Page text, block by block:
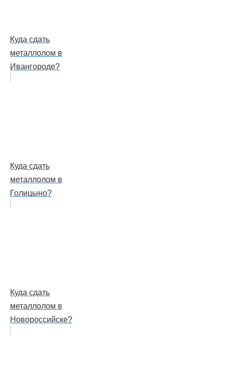
Куда сдать
металлолом в
Ивангороде?
Куда сдать
металлолом в
Голицыно?
Куда сдать
металлолом в
Новороссийске?